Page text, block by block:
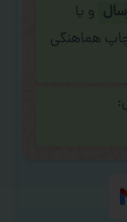
و یا
هماهنگی